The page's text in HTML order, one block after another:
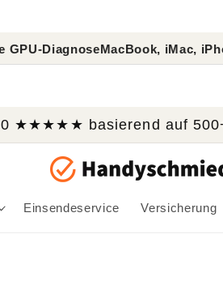
DiagnoseMacBook, iMac, iPhone,
★★★★★ basierend auf
Einsendeservice Versicherung